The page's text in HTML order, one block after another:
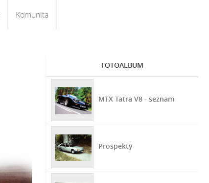
Komunita
FOTOALBUM
MTX Tatra V8 - seznam
Prospekty